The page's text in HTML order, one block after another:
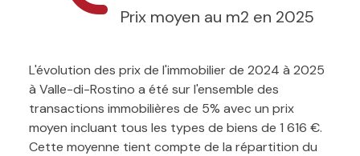
Prix moyen au m2 en 2025
L'évolution des prix de l'immobilier de 2024 à 2025
à Valle-di-Rostino a été sur l'ensemble des
transactions immobilières de 5% avec un prix
moyen incluant tous les types de biens de 1 616 €.
Cette moyenne tient compte de la répartition du